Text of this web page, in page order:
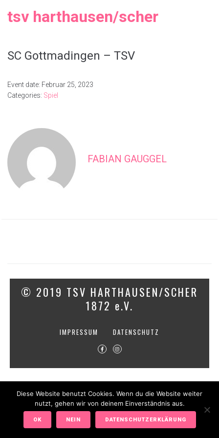
tsv harthausen/scher
SC Gottmadingen – TSV
Event date: Februar 25, 2023
Categories: Spiel
FABIAN GAUGGEL
© 2019 TSV HARTHAUSEN/SCHER
1872 e.V.
IMPRESSUM DATENSCHUTZ
Diese Website benutzt Cookies. Wenn du die Website weiter
nutzt, gehen wir von deinem Einverständnis aus.
OK NEIN DATENSCHUTZERKLÄRUNG